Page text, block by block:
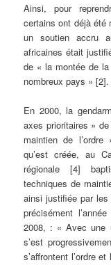
Ainsi, pour
certains ont déjà été
un soutien accru
africaines était
de « la montée de
nombreux pays » [2].
En 2000, la
axes prioritaires »
maintien de
qu’est créée, au
régionale [4]
techniques de
ainsi justifiée par
précisément
2008, : « Avec une
s’est
s’affrontent l’ordre